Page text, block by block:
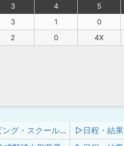
3 4 5
3 1 0
2 0 4X
第８回山形最上ドライビング・スクール杯学童軟式野球大会／2024年山形県野球スポーツ少年団協議会新庄最上支部夏季交流大会
▷日程・結果